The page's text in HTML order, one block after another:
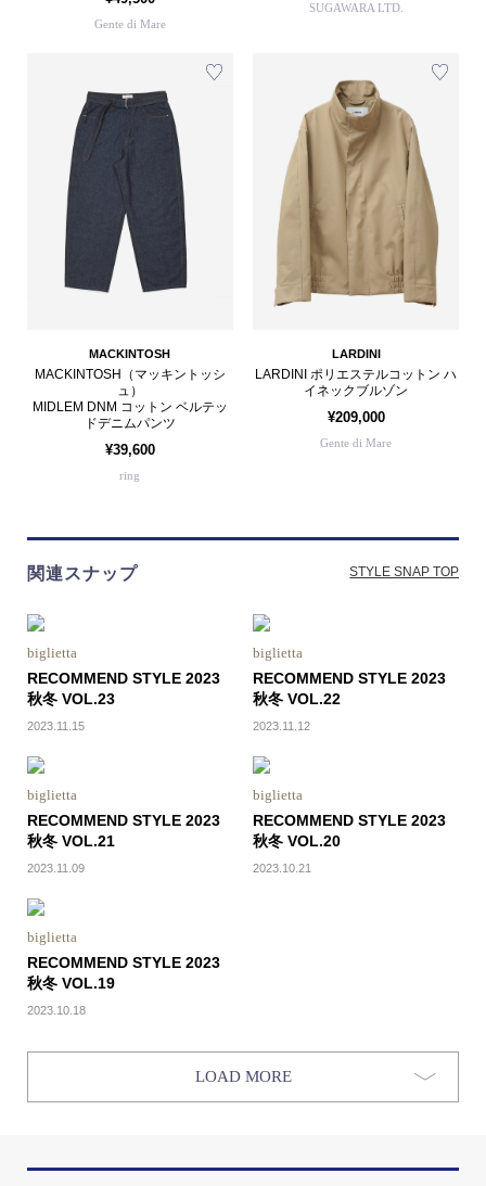
Gente di Mare
SUGAWARA LTD.
MACKINTOSH
MACKINTOSH（マッキントッシ
ュ）
MIDLEM DNM コットン ベルテッ
ドデニムパンツ
¥39,600
ring
LARDINI
LARDINI ポリエステルコットン ハ
イネックブルゾン
¥209,000
Gente di Mare
関連スナップ STYLE SNAP TOP
biglietta
RECOMMEND STYLE 2023
秋冬 VOL.23
2023.11.15
biglietta
RECOMMEND STYLE 2023
秋冬 VOL.22
2023.11.12
biglietta
RECOMMEND STYLE 2023
秋冬 VOL.21
2023.11.09
biglietta
RECOMMEND STYLE 2023
秋冬 VOL.20
2023.10.21
biglietta
RECOMMEND STYLE 2023
秋冬 VOL.19
2023.10.18
LOAD MORE